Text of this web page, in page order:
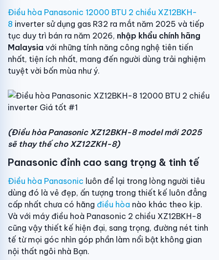
Điều hòa Panasonic 12000 BTU 2 chiều XZ12BKH-
8 inverter sử dụng gas R32 ra mắt năm 2025 và tiếp
tục duy trì bán ra năm 2026, nhập khẩu chính hãng
Malaysia với những tính năng công nghệ tiên tiến
nhất, tiện ích nhất, mang đến người dùng trải nghiệm
tuyệt vời bốn mùa như ý.
(Điều hòa Panasonic XZ12BKH-8 model mới 2025
sẽ thay thế cho XZ12ZKH-8)
Panasonic đỉnh cao sang trọng & tinh tế
Điều hòa Panasonic luôn để lại trong lòng người tiêu
dùng đó là vẻ đẹp, ấn tượng trong thiết kế luôn đẳng
cấp nhất chưa có hãng điều hòa nào khác theo kịp.
Và với máy điều hoà Panasonic 2 chiều XZ12BKH-8
cũng vậy thiết kế hiện đại, sang trọng, đường nét tinh
tế từ mọi góc nhìn góp phần làm nổi bật không gian
nội thất ngôi nhà Bạn.